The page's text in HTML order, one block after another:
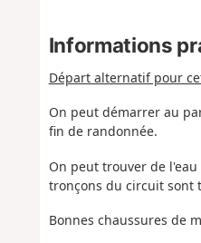
Informations
Départ alternatif pour
On peut démarrer au
fin de randonnée.
On peut trouver de
tronçons du circuit sont
Bonnes chaussures de